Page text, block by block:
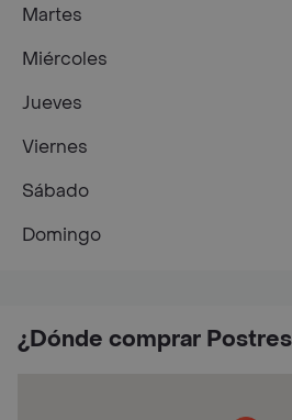
¿Dónde comprar
Martes
Miércoles
Jueves
Viernes
Sábado
Domingo